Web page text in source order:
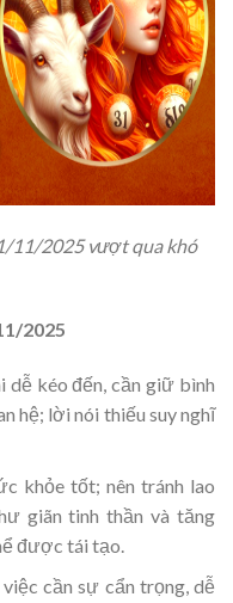
11/2025 vượt qua khó
2025
dễ kéo đến, cần giữ bình
hệ; lời nói thiếu suy nghĩ
khỏe tốt; nên tránh lao
giãn tinh thần và tăng
được tái tạo.
việc cần sự cẩn trọng, dễ